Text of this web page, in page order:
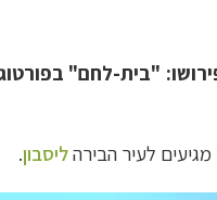
"בית-לחם"
לעיר הבירהליסבון.